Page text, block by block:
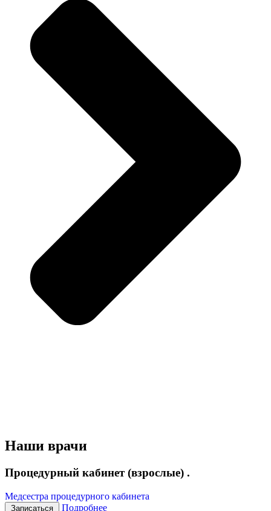
Наши врачи
Процедурный кабинет (взрослые) .
Медсестра процедурного кабинета
Записаться Подробнее